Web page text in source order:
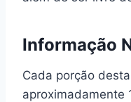
Informação
Cada porção
aproximadamente